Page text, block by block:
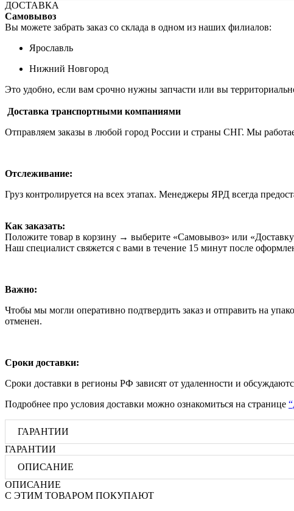
ДОСТАВКА
Самовывоз
Вы можете забрать заказ со склада в одном из наших филиалов:
Ярославль
Нижний Новгород
Это удобно, если вам срочно нужны запчасти или вы
Доставка транспортными компаниями
Отправляем заказы в любой город России и страны СНГ. Мы
Отслеживание:
Груз контролируется на всех этапах. Менеджеры ЯРД всегда
Как заказать:
Положите товар в корзину → выберите «Самовывоз» или
Наш специалист свяжется с вами в течение 15 минут после
Важно:
Чтобы мы могли оперативно подтвердить заказ и отправить на
отменен.
Сроки доставки:
Сроки доставки в регионы РФ зависят от удаленности и
Подробнее про условия доставки можно ознакомиться на странице
ГАРАНТИИ
ГАРАНТИИ
ОПИСАНИЕ
ОПИСАНИЕ
С ЭТИМ ТОВАРОМ ПОКУПАЮТ